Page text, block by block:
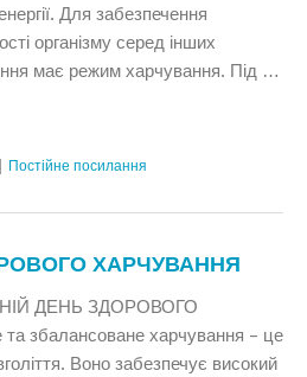
Для забезпечення
організму серед інших
має режим харчування. Під …
Постійне посилання
ХАРЧУВАННЯ
ДЕНЬ ЗДОРОВОГО
збалансоване харчування – це
Воно забезпечує високий